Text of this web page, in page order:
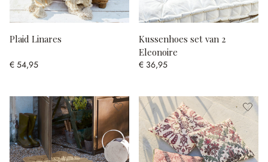
Plaid Linares
€ 54,95
Kussenhoes set van 2
Eleonoire
€ 36,95